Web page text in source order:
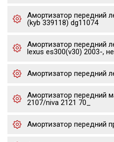
Амортизатор передний
(kyb 339118) dg11074
Амортизатор передний
lexus es300(v30) 2003-,
Амортизатор передний
Амортизатор передний
2107/niva 2121 70_
Амортизатор передний